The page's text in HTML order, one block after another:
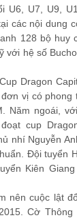
U6, U7, U9,
các nội dung
128 bộ huy
với hệ số
Dragon
vị có phong
Năm ngoái,
cup
nhí Nguyễn
Đội tuyển
Kiên
nên cuộc lật
Cờ